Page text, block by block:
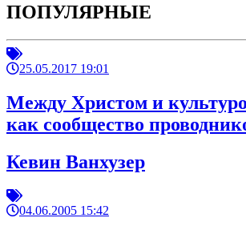
ПОПУЛЯРНЫЕ
25.05.2017 19:01
Между Христом и
как сообщество
Кевин Ванхузер
04.06.2005 15:42